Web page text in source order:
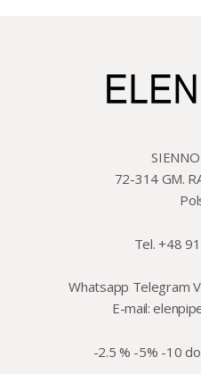
72-314 GM.
Tel. +48
Whatsapp Telegram
E-mail:
-2.5 % -5% -10